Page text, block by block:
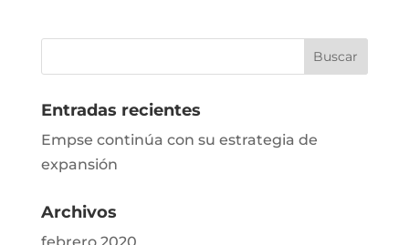
Entradas recientes
Empse continúa con su estrategia de
expansión
Archivos